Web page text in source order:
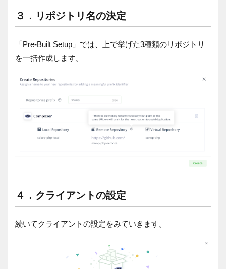
３．リポジトリ名の決定
「Pre-Built Setup 」では、上で挙げた3種類のリポジトリ
を一括作成します。
４．クライアントの設定
続いてクライアントの設定をみていきます。